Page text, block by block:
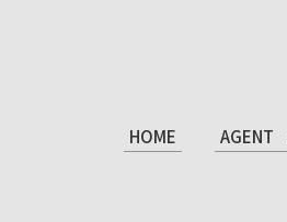
HOME AGENT